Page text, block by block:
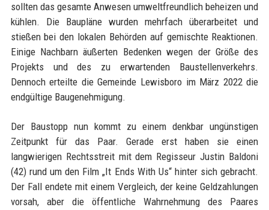
sollten das gesamte Anwesen umweltfreundlich beheizen und
kühlen. Die Baupläne wurden mehrfach überarbeitet und
stießen bei den lokalen Behörden auf gemischte Reaktionen.
Einige Nachbarn äußerten Bedenken wegen der Größe des
Projekts und des zu erwartenden Baustellenverkehrs.
Dennoch erteilte die Gemeinde Lewisboro im März 2022 die
endgültige Baugenehmigung.
Der Baustopp nun kommt zu einem denkbar ungünstigen
Zeitpunkt für das Paar. Gerade erst haben sie einen
langwierigen Rechtsstreit mit dem Regisseur Justin Baldoni
(42) rund um den Film „It Ends With Us“ hinter sich gebracht.
Der Fall endete mit einem Vergleich, der keine Geldzahlungen
vorsah, aber die öffentliche Wahrnehmung des Paares